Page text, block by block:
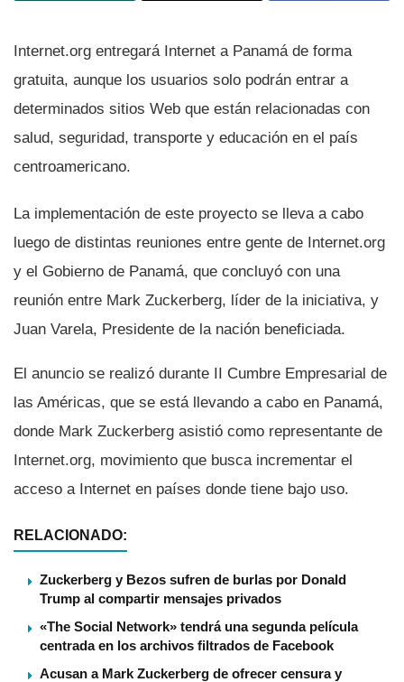
Internet.org entregará Internet a Panamá de forma
gratuita, aunque los usuarios solo podrán entrar a
determinados sitios Web que están relacionadas con
salud, seguridad, transporte y educación en el paí­s
centroamericano.
La implementación de este proyecto se lleva a cabo
luego de distintas reuniones entre gente de Internet.org
y el Gobierno de Panamá, que concluyó con una
reunión entre Mark Zuckerberg, lí­der de la iniciativa, y
Juan Varela, Presidente de la nación beneficiada.
El anuncio se realizó durante II Cumbre Empresarial de
las Américas, que se está llevando a cabo en Panamá,
donde Mark Zuckerberg asistió como representante de
Internet.org, movimiento que busca incrementar el
acceso a Internet en paí­ses donde tiene bajo uso.
RELACIONADO:
Zuckerberg y Bezos sufren de burlas por Donald
Trump al compartir mensajes privados
«The Social Network» tendrá una segunda película
centrada en los archivos filtrados de Facebook
Acusan a Mark Zuckerberg de ofrecer censura y